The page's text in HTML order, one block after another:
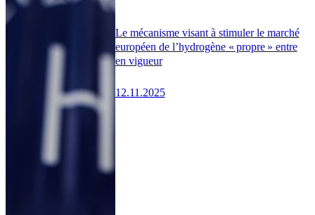
Le mécanisme visant à stimuler le marché
européen de l’hydrogène « propre » entre
en vigueur
12.11.2025